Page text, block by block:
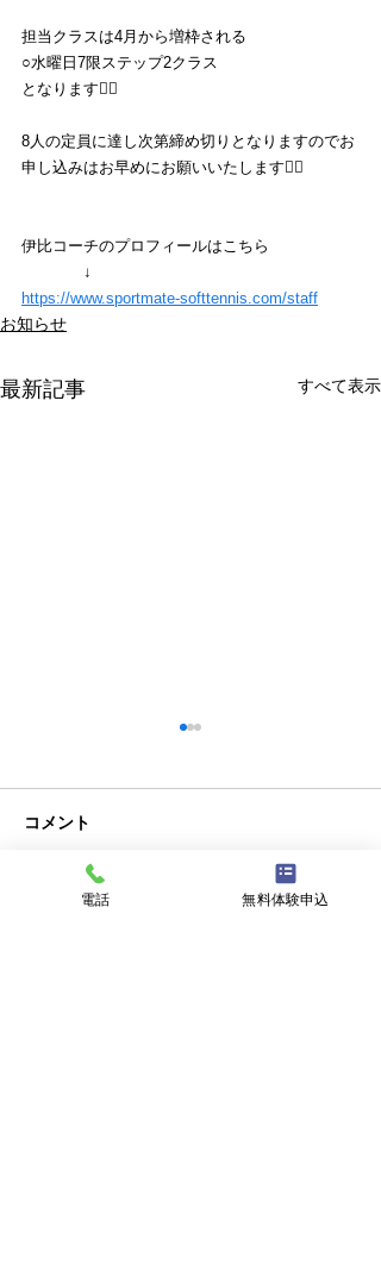
担当クラスは4月から増枠される
○水曜日7限ステップ2クラス
となります🙆‍♂️
8人の定員に達し次第締め切りとなりますのでお
申し込みはお早めにお願いいたします🙇‍♂️
伊比コーチのプロフィールはこちら
↓
https://www.sportmate-softtennis.com/staff
お知らせ
最新記事 すべて表示
テニス体験会のご案内
コメント
電話 無料体験申込